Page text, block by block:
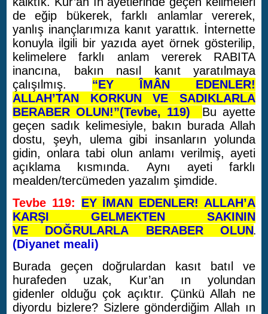
de eğip bükerek, farklı anlamlar vererek,
yanlış inançlarımıza kanıt yarattık. İnternette
konuyla ilgili bir yazıda ayet örnek gösterilip,
kelimelere farklı anlam vererek RABITA
inancına, bakın nasıl kanıt yaratılmaya
çalışılmış. “EY ÎMÂN EDENLER!
ALLAH’TAN KORKUN VE SADIKLARLA
BERABER OLUN!”(Tevbe, 119) Bu ayette
geçen sadık kelimesiyle, bakın burada Allah
dostu, şeyh, ulema gibi insanların yolunda
gidin, onlara tabi olun anlamı verilmiş, ayeti
açıklama kısmında. Aynı ayeti farklı
mealden/tercümeden yazalım şimdide.
Tevbe 119: EY İMAN EDENLER! ALLAH’A
KARŞI GELMEKTEN SAKININ
VE DOĞRULARLA BERABER OLUN.
(Diyanet meali)
Burada geçen doğrulardan kasıt batıl ve
hurafeden uzak, Kur’an ın yolundan
gidenler olduğu çok açıktır. Çünkü Allah ne
diyordu bizlere? Sizlere gönderdiğim Allah ın